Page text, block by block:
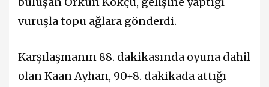
vuruşla topu ağlara gönderdi.
Karşılaşmanın 88. dakikasında oyuna dahil
olan Kaan Ayhan, 90+8. dakikada attığı